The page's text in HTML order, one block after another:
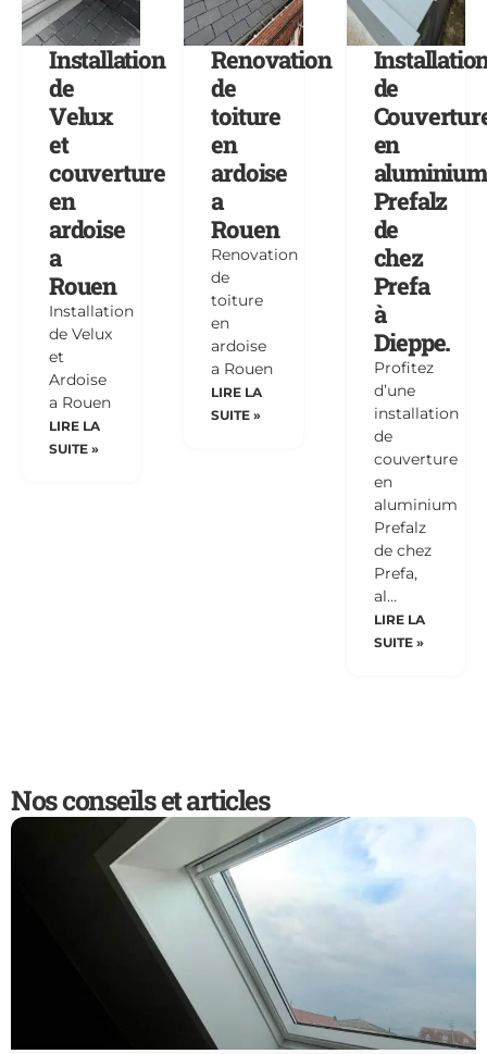
Installation
de
Velux
et
couverture
en
ardoise
a
Rouen
Installation
de Velux
et
Ardoise
a Rouen
LIRE LA
SUITE »
Renovation
de
toiture
en
ardoise
a
Rouen
Renovation
de
toiture
en
ardoise
a Rouen
LIRE LA
SUITE »
de
en
aluminium
Prefalz
de
chez
Prefa
à
Dieppe.
Profitez
d’une
installation
de
couverture
en
aluminium
Prefalz
de chez
Prefa,
al…
LIRE LA
SUITE »
Nos conseils et articles